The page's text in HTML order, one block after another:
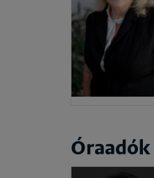
Óraadók